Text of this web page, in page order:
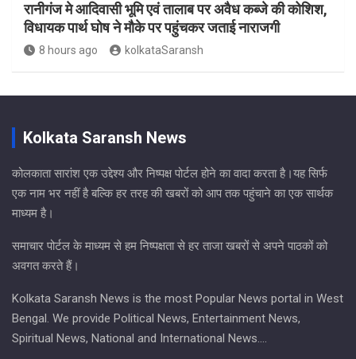
रानीगंज मे आदिवासी भूमि एवं तालाब पर अवैध कब्जे की कोशिश,
विधायक पार्थ घोष ने मौके पर पहुंचकर जताई नाराजगी
8 hours ago kolkataSaransh
Kolkata Saransh News
कोलकाता सारांश एक उद्देश्य और निष्पक्ष पोर्टल होने का वादा करता है।यह सिर्फ
एक नाम भर नहीं है बल्कि हर तरह की खबरों को आप तक पहुंचाने का एक सार्थक
माध्यम है।
समाचार पोर्टल के माध्यम से हम निष्पक्षता से हर ताजा खबरों से अपने पाठकों को
अवगत करते हैं।
Kolkata Saransh News is the most Popular News portal in West
Bengal. We provide Political News, Entertainment News,
Spiritual News, National and International News….